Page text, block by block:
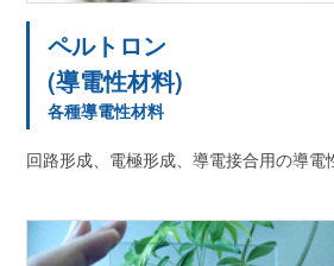
ペルトロン
(導電性材料)
各種導電性材料
回路形成、電極形成、導電接合用の導電